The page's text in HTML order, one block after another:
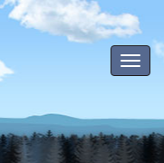
Toggle